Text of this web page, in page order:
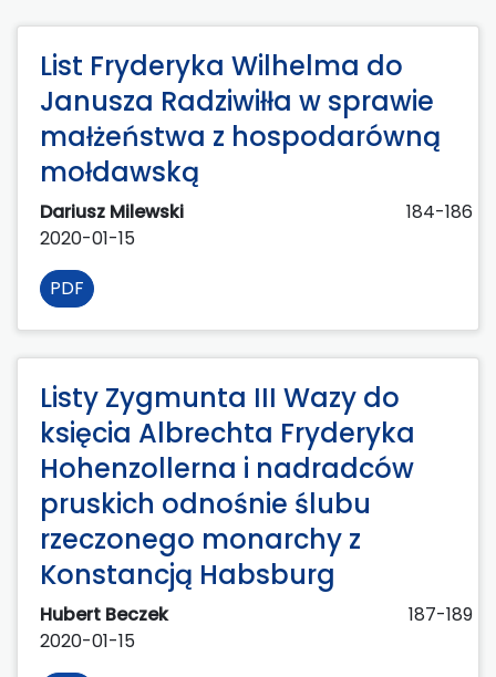
List Fryderyka Wilhelma do
Janusza Radziwiłła w sprawie
małżeństwa z hospodarówną
mołdawską
Dariusz Milewski
184-186
2020-01-15
PDF
Listy Zygmunta III Wazy do
księcia Albrechta Fryderyka
Hohenzollerna i nadradców
pruskich odnośnie ślubu
rzeczonego monarchy z
Konstancją Habsburg
Hubert Beczek
187-189
2020-01-15